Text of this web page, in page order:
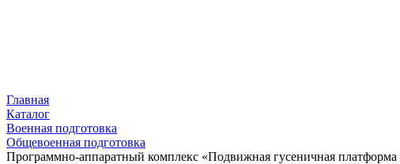
Главная
Каталог
Военная подготовка
Общевоенная подготовка
Программно-аппаратный комплекс «Подвижная гусеничная